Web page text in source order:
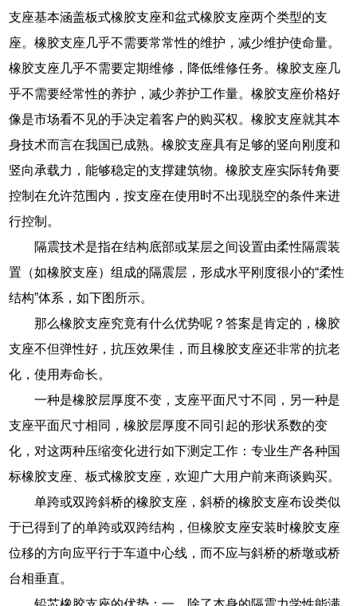
支座基本涵盖板式橡胶支座和盆式橡胶支座两个类型的支
座。橡胶支座几乎不需要常常性的维护，减少维护使命量。
橡胶支座几乎不需要定期维修，降低维修任务。橡胶支座几
乎不需要经常性的养护，减少养护工作量。橡胶支座价格好
像是市场看不见的手决定着客户的购买权。橡胶支座就其本
身技术而言在我国已成熟。橡胶支座具有足够的竖向刚度和
竖向承载力，能够稳定的支撑建筑物。橡胶支座实际转角要
控制在允许范围内，按支座在使用时不出现脱空的条件来进
行控制。
隔震技术是指在结构底部或某层之间设置由柔性隔震装
置（如橡胶支座）组成的隔震层，形成水平刚度很小的“柔性
结构”体系，如下图所示。
那么橡胶支座究竟有什么优势呢？答案是肯定的，橡胶
支座不但弹性好，抗压效果佳，而且橡胶支座还非常的抗老
化，使用寿命长。
一种是橡胶层厚度不变，支座平面尺寸不同，另一种是
支座平面尺寸相同，橡胶层厚度不同引起的形状系数的变
化，对这两种压缩变化进行如下测定工作：专业生产各种国
标橡胶支座、板式橡胶支座，欢迎广大用户前来商谈购买。
单跨或双跨斜桥的橡胶支座，斜桥的橡胶支座布设类似
于已得到了的单跨或双跨结构，但橡胶支座安装时橡胶支座
位移的方向应平行于车道中心线，而不应与斜桥的桥墩或桥
台相垂直。